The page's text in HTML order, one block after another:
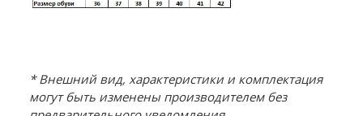
* Внешний вид, характеристики и комплектация
могут быть изменены производителем без